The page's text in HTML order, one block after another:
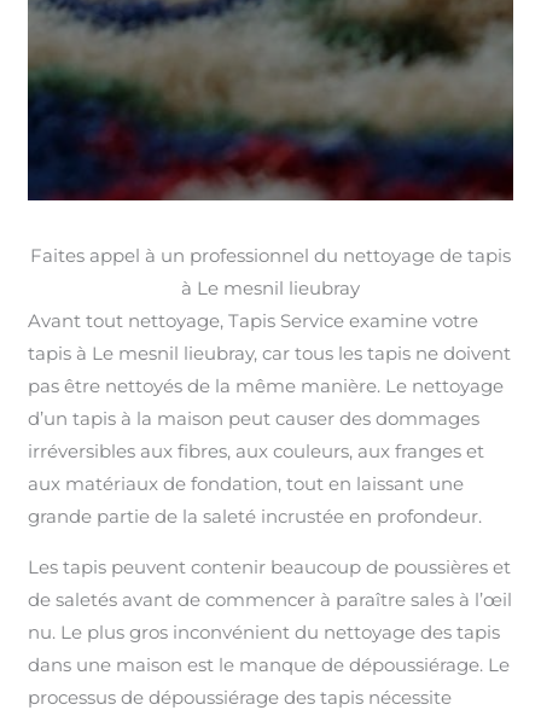
Faites appel à un professionnel du nettoyage de tapis
à Le mesnil lieubray
Avant tout nettoyage, Tapis Service examine votre
tapis à Le mesnil lieubray, car tous les tapis ne doivent
pas être nettoyés de la même manière. Le nettoyage
d’un tapis à la maison peut causer des dommages
irréversibles aux fibres, aux couleurs, aux franges et
aux matériaux de fondation, tout en laissant une
grande partie de la saleté incrustée en profondeur.
Les tapis peuvent contenir beaucoup de poussières et
de saletés avant de commencer à paraître sales à l’œil
nu. Le plus gros inconvénient du nettoyage des tapis
dans une maison est le manque de dépoussiérage. Le
processus de dépoussiérage des tapis nécessite